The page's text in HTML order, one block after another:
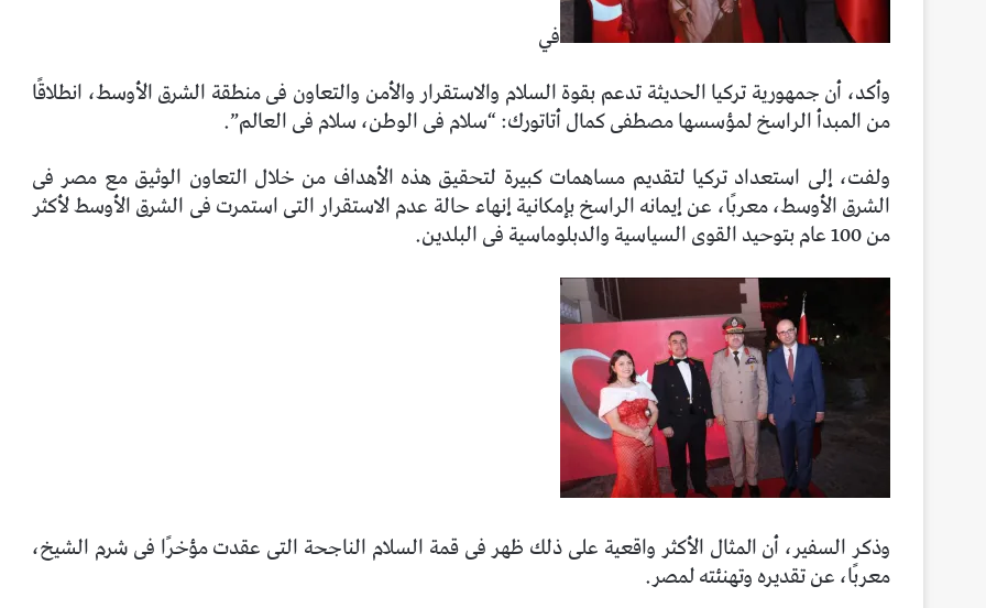
في
وأكد، أن جمهورية تركيا الحديثة تدعم بقوة السلام والاستقرار والأمن والتعاون فى منطقة الشرق الأوسط، انطلاقًا
من المبدأ الراسخ لمؤسسها مصطفى كمال أتاتورك: “سلام فى الوطن، سلام فى العالم”.
ولفت، إلى استعداد تركيا لتقديم مساهمات كبيرة لتحقيق هذه الأهداف من خلال التعاون الوثيق مع مصر فى
الشرق الأوسط، معربًا، عن إيمانه الراسخ بإمكانية إنهاء حالة عدم الاستقرار التى استمرت فى الشرق الأوسط لأكثر
من 100 عام بتوحيد القوى السياسية والدبلوماسية فى البلدين.
وذكر السفير، أن المثال الأكثر واقعية على ذلك ظهر فى قمة السلام الناجحة التى عقدت مؤخرًا فى شرم الشيخ،
معربًا، عن تقديره وتهنئته لمصر.